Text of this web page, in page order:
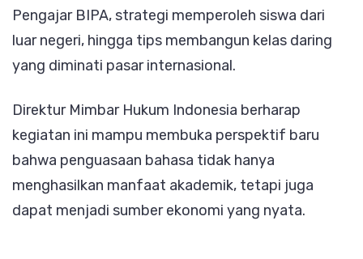
Pengajar BIPA, strategi memperoleh siswa dari
luar negeri, hingga tips membangun kelas daring
yang diminati pasar internasional.
Direktur Mimbar Hukum Indonesia berharap
kegiatan ini mampu membuka perspektif baru
bahwa penguasaan bahasa tidak hanya
menghasilkan manfaat akademik, tetapi juga
dapat menjadi sumber ekonomi yang nyata.